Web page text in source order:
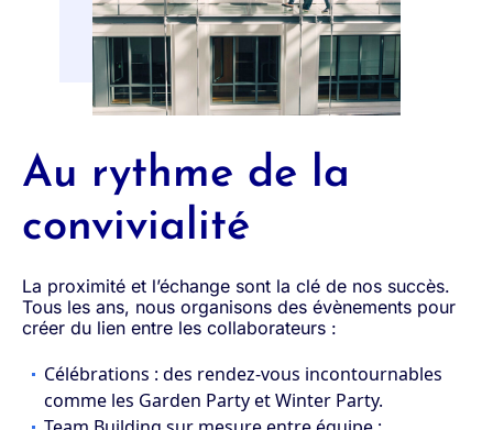
Au rythme de la
convivialité
La proximité et l’échange sont la clé de nos succès.
Tous les ans, nous organisons des évènements pour
créer du lien entre les collaborateurs :
Célébrations : des rendez-vous incontournables
comme les Garden Party et Winter Party.